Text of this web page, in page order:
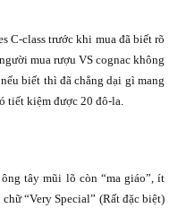
C-class trước khi mua đã biết rõ
mua rượu VS cognac không
biết thì đã chẳng dại gì mang
tiết kiệm được 20 đô-la.
tây mũi lõ còn “ma giáo”, ít
“Very Special” (Rất đặc biệt)